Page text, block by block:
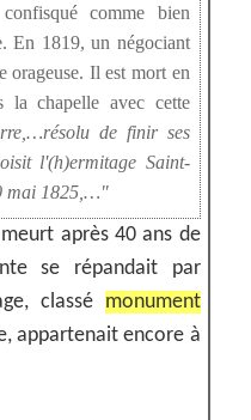
comme bien
En 1819, un négociant
orageuse. Il est mort en
la chapelle avec cette
de finir ses
l'(h)ermitage Saint-
mai 1825,…
après 40 ans de
se répandait par
classé monument
appartenait encore à